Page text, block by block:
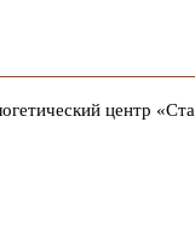
центр